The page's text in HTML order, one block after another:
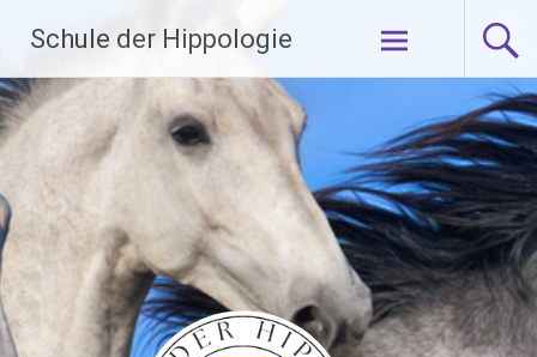
Inhalt
springen
Schule der Hippologie